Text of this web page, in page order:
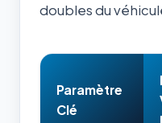
doubles du
Paramètre
Clé